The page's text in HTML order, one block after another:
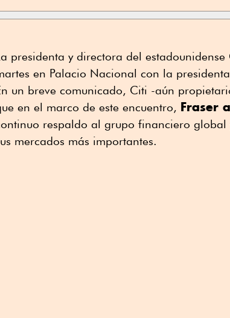
presidenta y directora del estadounidense
en Palacio Nacional con la
un breve comunicado, Citi -aún
en el marco de este encuentro, Fraser
respaldo al grupo financiero global
mercados más importantes.